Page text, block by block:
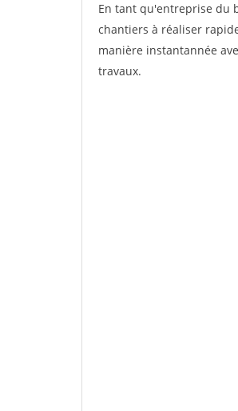
En tant qu'entreprise du
chantiers à réaliser
manière instantannée
travaux.